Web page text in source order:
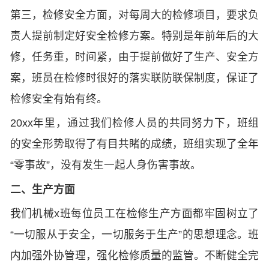
第三，检修安全方面，对每周大的检修项目，要求负
责人提前制定好安全检修方案。特别是年前年后的大
修，任务重，时间紧，由于提前做好了生产、安全方
案，班员在检修时很好的落实联防联保制度，保证了
检修安全有始有终。
20xx年里，通过我们检修人员的共同努力下，班组
的安全形势取得了有目共睹的成绩，班组实现了全年
“零事故”，没有发生一起人身伤害事故。
二、生产方面
我们机械x班每位员工在检修生产方面都牢固树立了
“一切服从于安全，一切服务于生产”的思想理念。班
内加强外协管理，强化检修质量的监管。不断健全完